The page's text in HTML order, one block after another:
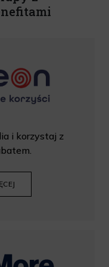
i korzystaj z